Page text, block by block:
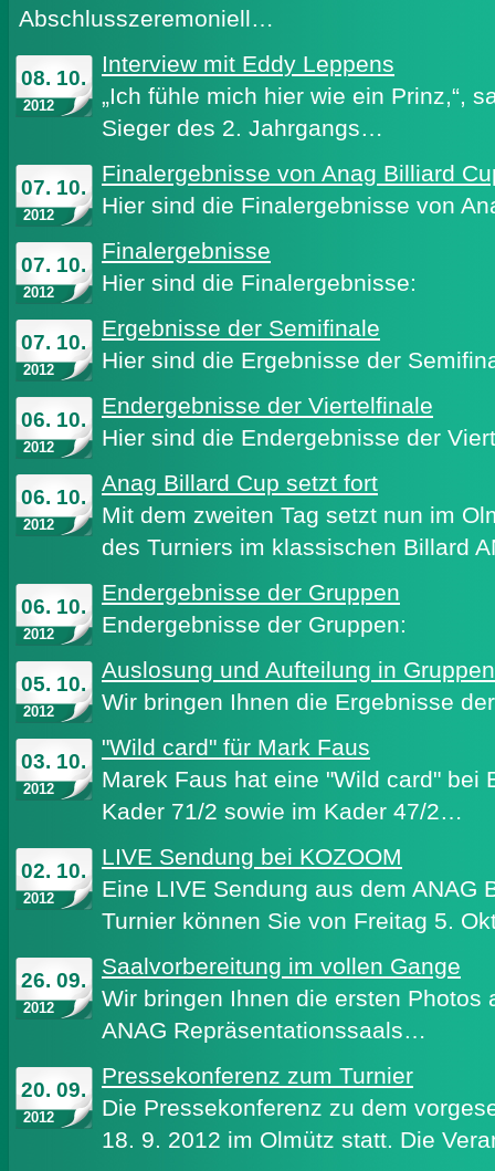
Abschlusszeremoniell…
08. 10.
2012
Interview mit Eddy Leppens
„Ich fühle mich hier wie ein Prinz,“,
Sieger des 2. Jahrgangs…
07. 10.
2012
Finalergebnisse von Anag Billiard
Hier sind die Finalergebnisse von
07. 10.
2012
Finalergebnisse
Hier sind die Finalergebnisse:
07. 10.
2012
Ergebnisse der Semifinale
Hier sind die Ergebnisse der
06. 10.
2012
Endergebnisse der Viertelfinale
Hier sind die Endergebnisse der
06. 10.
2012
Anag Billard Cup setzt fort
Mit dem zweiten Tag setzt nun im
des Turniers im klassischen Billard
06. 10.
2012
Endergebnisse der Gruppen
Endergebnisse der Gruppen:
05. 10.
2012
Auslosung und Aufteilung in Gruppen
Wir bringen Ihnen die Ergebnisse
03. 10.
2012
"Wild card" für Mark Faus
Marek Faus hat eine "Wild card" bei
Kader 71/2 sowie im Kader 47/2…
02. 10.
2012
LIVE Sendung bei KOZOOM
Eine LIVE Sendung aus dem ANAG
Turnier können Sie von Freitag 5.
26. 09.
2012
Saalvorbereitung im vollen Gange
Wir bringen Ihnen die ersten Photos
ANAG Repräsentationssaals…
20. 09.
2012
Pressekonferenz zum Turnier
Die Pressekonferenz zu dem
18. 9. 2012 im Olmütz statt. Die